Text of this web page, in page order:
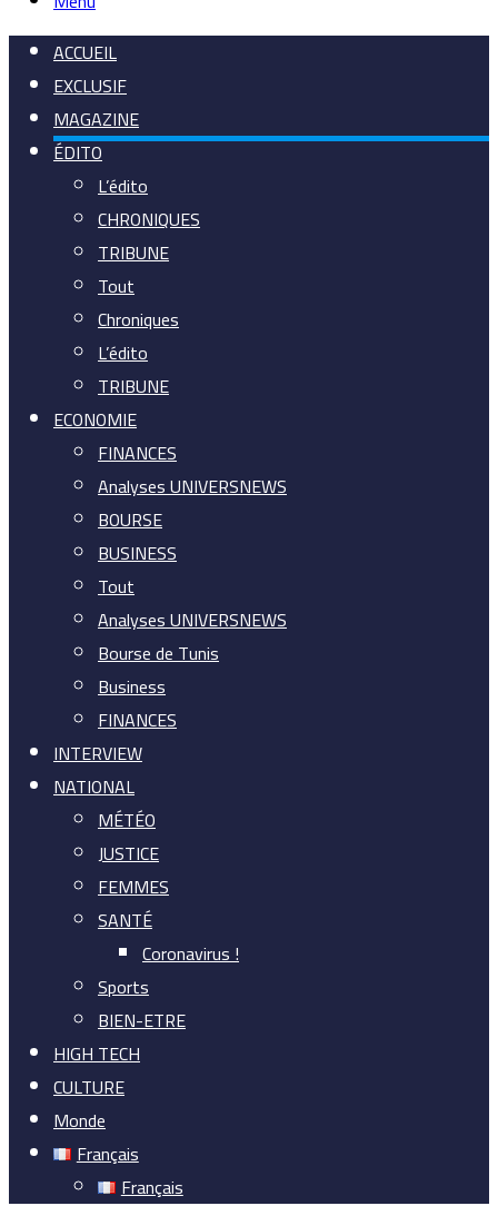
ACCUEIL
EXCLUSIF
MAGAZINE
ÉDITO
L’édito
CHRONIQUES
TRIBUNE
Tout
Chroniques
L’édito
TRIBUNE
ECONOMIE
FINANCES
Analyses UNIVERSNEWS
BOURSE
BUSINESS
Tout
Analyses UNIVERSNEWS
Bourse de Tunis
Business
FINANCES
INTERVIEW
NATIONAL
MÉTÉO
JUSTICE
FEMMES
SANTÉ
Coronavirus !
Sports
BIEN-ETRE
HIGH TECH
CULTURE
Monde
Français
Français